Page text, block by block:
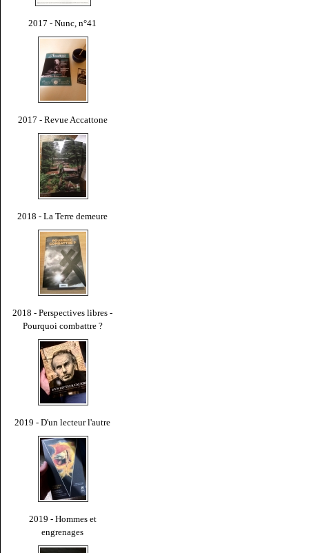
2017 - Nunc, n°41
2017 - Revue Accattone
2018 - La Terre demeure
2018 - Perspectives libres -
Pourquoi combattre ?
2019 - D'un lecteur l'autre
2019 - Hommes et
engrenages